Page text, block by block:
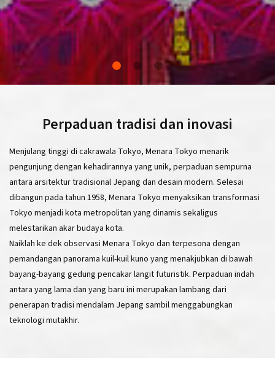
Perpaduan tradisi dan inovasi
Menjulang tinggi di cakrawala Tokyo, Menara Tokyo menarik
pengunjung dengan kehadirannya yang unik, perpaduan sempurna
antara arsitektur tradisional Jepang dan desain modern. Selesai
dibangun pada tahun 1958, Menara Tokyo menyaksikan transformasi
Tokyo menjadi kota metropolitan yang dinamis sekaligus
melestarikan akar budaya kota.
Naiklah ke dek observasi Menara Tokyo dan terpesona dengan
pemandangan panorama kuil-kuil kuno yang menakjubkan di bawah
bayang-bayang gedung pencakar langit futuristik. Perpaduan indah
antara yang lama dan yang baru ini merupakan lambang dari
penerapan tradisi mendalam Jepang sambil menggabungkan
teknologi mutakhir.